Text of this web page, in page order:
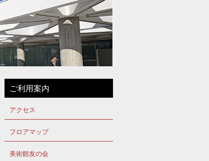
ご利用案内
アクセス
フロアマップ
美術館友の会